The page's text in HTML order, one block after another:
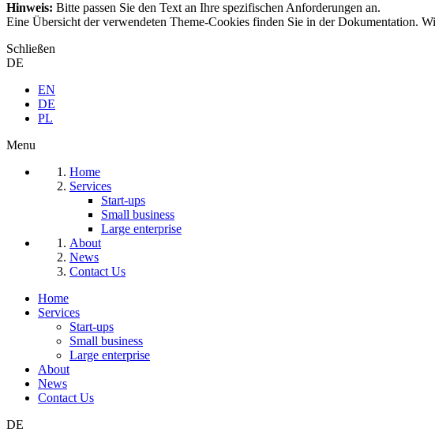
Hinweis: Bitte passen Sie den Text an Ihre spezifischen Anforderungen an.
Eine Übersicht der verwendeten Theme-Cookies finden Sie in der Dokumentation.
Schließen
DE
EN
DE
PL
Menu
Home
Services
Start-ups
Small business
Large enterprise
About
News
Contact Us
Home
Services
Start-ups
Small business
Large enterprise
About
News
Contact Us
DE